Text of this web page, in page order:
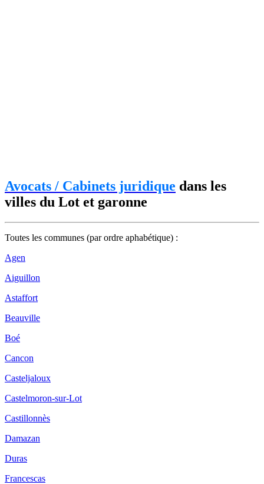
Avocats / Cabinets juridique dans les
villes du Lot et garonne
Toutes les communes (par ordre aphabétique) :
Agen
Aiguillon
Astaffort
Beauville
Boé
Cancon
Casteljaloux
Castelmoron-sur-Lot
Castillonnès
Damazan
Duras
Francescas